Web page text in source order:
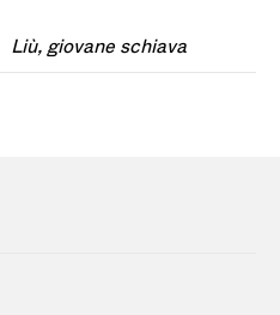
Liù, giovane schiava